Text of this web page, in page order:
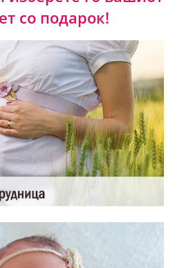
со подарок!